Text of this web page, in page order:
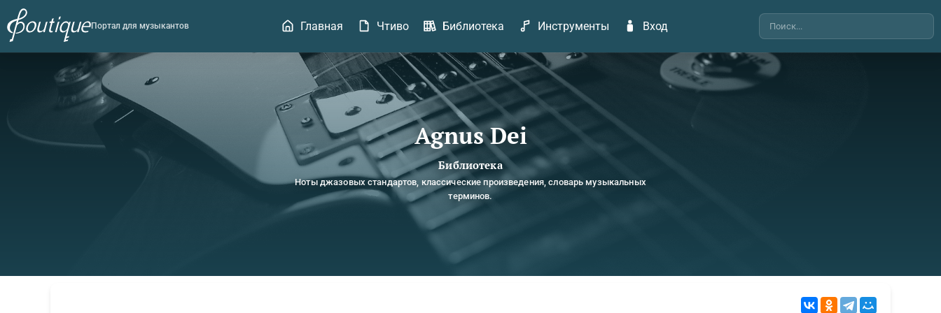
Портал для музыкантов Главная Чтиво Библиотека Инструменты Вход
Agnus Dei
Библиотека
Ноты джазовых стандартов, классические произведения, словарь музыкальных
терминов.